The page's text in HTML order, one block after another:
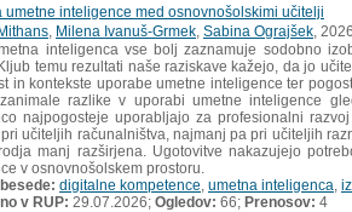
umetne inteligence med osnovnošolskimi učitelji
Milena Ivanuš-Grmek Sabina Ograjšek ,
inteligenca vse bolj zaznamuje sodobno
temu rezultati naše raziskave kažejo, da jo
in kontekste uporabe umetne inteligence ter
razlike v uporabi umetne inteligence
najpogosteje uporabljajo za profesionalni
učiteljih računalništva, najmanj pa pri učiteljih
manj razširjena. Ugotovitve nakazujejo
v osnovnošolskem prostoru.
digitalne kompetence umetna inteligenca
v RUP: 29.07.2026; Ogledov: 66; Prenosov: 4